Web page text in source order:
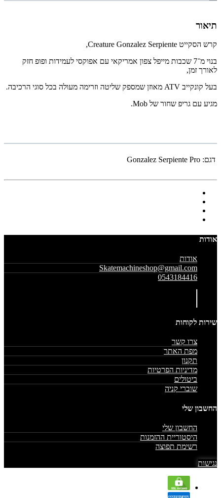
תיאור
קרש הסקייט Creature Gonzalez Serpiente,
בנוי מ־7 שכבות מייפל צפון אמריקאי עם אפוקסי לעמידות ופופ חזק
לאורך זמן,
בעל קונקייב ATV מאוזן שמספק שליטה וזרימה מעולה בכל סוגי הרכיבה.
מגיע עם גריפ שחור של Mob.
דגם: Gonzalez Serpiente Pro
אודות
אודות
Skatemachineshop@gmail.com
0543184416
שירות לקוחות
צרו קשר
מפת האתר
תקנון
מדיניות הפרטיות
ביטולים
שוברי קניה
החשבון שלי
החשבון שלי
היסטוריית ההזמנות
רשימת תפוצה
נגישות